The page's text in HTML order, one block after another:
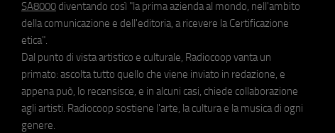
SA8000 diventando così "la prima azienda al mondo, nell'ambito
della comunicazione e dell'editoria, a ricevere la Certificazione
etica".
Dal punto di vista artistico e culturale, Radiocoop vanta un
primato: ascolta tutto quello che viene inviato in redazione, e
appena può, lo recensisce, e in alcuni casi, chiede collaborazione
agli artisti. Radiocoop sostiene l'arte, la cultura e la musica di ogni
genere.